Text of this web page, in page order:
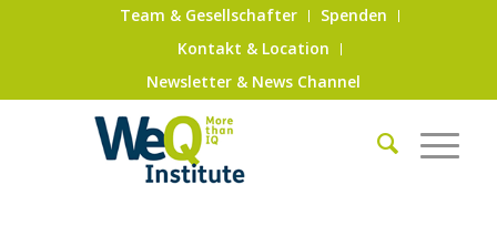
Team & Gesellschafter
Spenden
Kontakt & Location
Newsletter & News Channel